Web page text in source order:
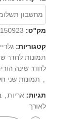
מק"ט: 150923
קטגוריות:
תמונות לחדר
לחדר שינה
תמונות שני
תגיות: אריות
לאורך